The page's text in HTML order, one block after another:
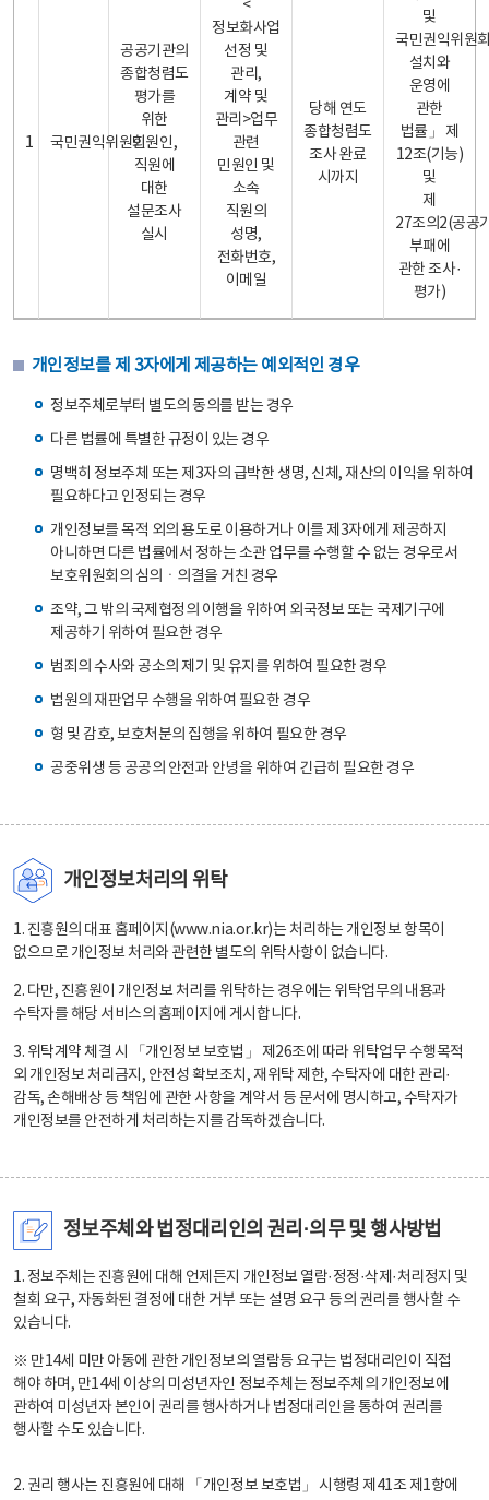
1 국민권익위원회
공공기관의
종합청렴도
평가를
위한
민원인,
직원에
대한
설문조사
실시
<
정보화사업
선정 및
관리,
계약 및
관리>업무
관련
민원인 및
소속
직원의
성명,
전화번호,
이메일
당해 연도
종합청렴도
조사 완료
시까지
및
국민권익위원
설치와
운영에
관한
법률」 제
12조(기능)
및
제
27조의2(공공
부패에
관한 조사·
평가)
개인정보를 제 3자에게 제공하는 예외적인 경우
정보주체로부터 별도의 동의를 받는 경우
다른 법률에 특별한 규정이 있는 경우
명백히 정보주체 또는 제3자의 급박한 생명, 신체, 재산의 이익을 위하여
필요하다고 인정되는 경우
개인정보를 목적 외의 용도로 이용하거나 이를 제3자에게 제공하지
아니하면 다른 법률에서 정하는 소관 업무를 수행할 수 없는 경우로서
보호위원회의 심의ㆍ의결을 거친 경우
조약, 그 밖의 국제협정의 이행을 위하여 외국정보 또는 국제기구에
제공하기 위하여 필요한 경우
범죄의 수사와 공소의 제기 및 유지를 위하여 필요한 경우
법원의 재판업무 수행을 위하여 필요한 경우
형 및 감호, 보호처분의 집행을 위하여 필요한 경우
공중위생 등 공공의 안전과 안녕을 위하여 긴급히 필요한 경우
개인정보처리의 위탁
1. 진흥원의 대표 홈페이지(www.nia.or.kr)는 처리하는 개인정보 항목이
없으므로 개인정보 처리와 관련한 별도의 위탁사항이 없습니다.
2. 다만, 진흥원이 개인정보 처리를 위탁하는 경우에는 위탁업무의 내용과
수탁자를 해당 서비스의 홈페이지에 게시합니다.
3. 위탁계약 체결 시 「개인정보 보호법」 제26조에 따라 위탁업무 수행목적
외 개인정보 처리금지, 안전성 확보조치, 재위탁 제한, 수탁자에 대한 관리·
감독, 손해배상 등 책임에 관한 사항을 계약서 등 문서에 명시하고, 수탁자가
개인정보를 안전하게 처리하는지를 감독하겠습니다.
정보주체와 법정대리인의 권리·의무 및 행사방법
1. 정보주체는 진흥원에 대해 언제든지 개인정보 열람·정정·삭제·처리정지 및
철회 요구, 자동화된 결정에 대한 거부 또는 설명 요구 등의 권리를 행사할 수
있습니다.
※ 만14세 미만 아동에 관한 개인정보의 열람등 요구는 법정대리인이 직접
해야 하며, 만14세 이상의 미성년자인 정보주체는 정보주체의 개인정보에
관하여 미성년자 본인이 권리를 행사하거나 법정대리인을 통하여 권리를
행사할 수도 있습니다.
2. 권리 행사는 진흥원에 대해 「개인정보 보호법」 시행령 제41조 제1항에